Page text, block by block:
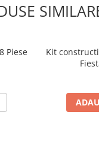
Piese
Kit